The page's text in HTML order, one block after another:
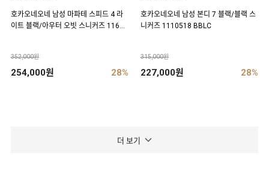
호카오네오네 남성 마파테 스피드 4 라
이트 블랙/아우터 오빗 스니커즈 11684
352,000원
254,000원 28%
호카오네오네 남성 본디 7 블랙/블랙 스
니커즈 1110518 BBLC
315,000원
227,000원 28%
더 보기